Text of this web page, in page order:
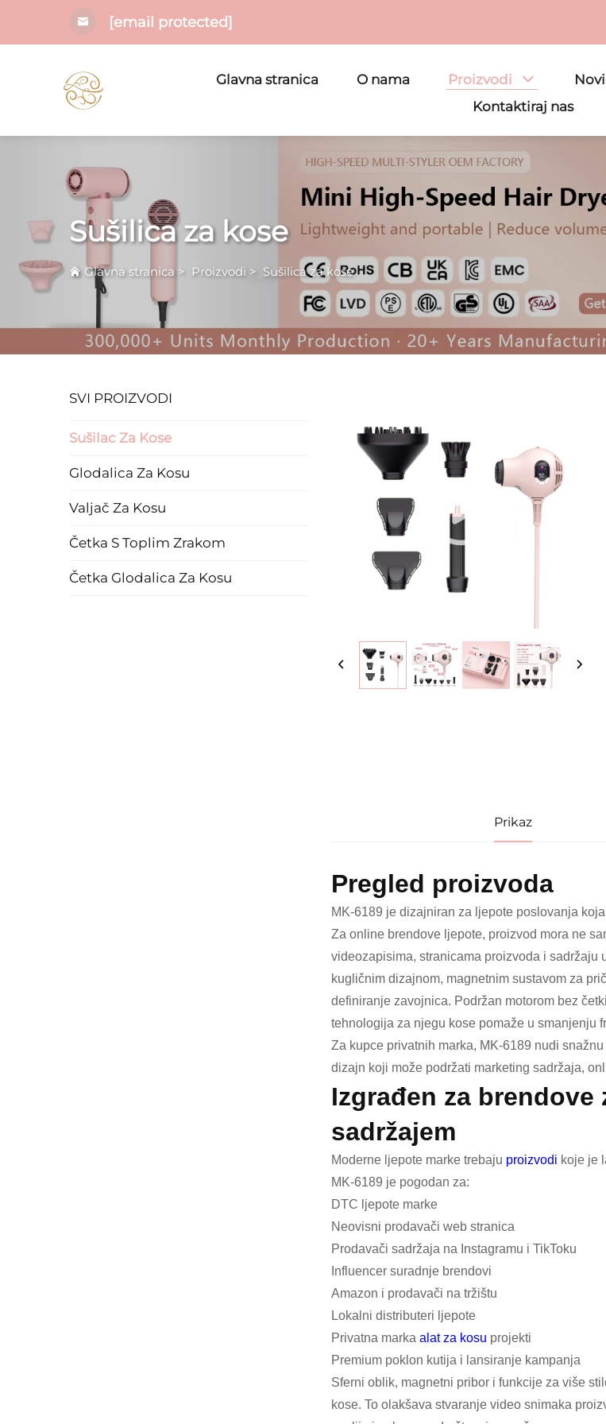
[email protected]
Glavna stranica O nama Proizvodi
Kontaktiraj nas
Sušilica za kose
Glavna stranica > Proizvodi > Sušilica za kose
SVI PROIZVODI
Sušilac Za Kose
Glodalica Za Kosu
Valjač Za Kosu
Četka S Toplim Zrakom
Četka Glodalica Za Kosu
Prikaz
Pregled proizvoda
MK-6189 je dizajniran za ljepote poslovanja
Za online brendove ljepote, proizvod mora ne
videozapisima, stranicama proizvoda i
kugličnim dizajnom, magnetnim sustavom za
definiranje zavojnica. Podržan motorom bez
tehnologija za njegu kose pomaže u smanjenju
Za kupce privatnih marka, MK-6189 nudi
dizajn koji može podržati marketing sadržaja,
Izgrađen za
sadržajem
Moderne ljepote marke trebaju proizvodi koje je
MK-6189 je pogodan za:
DTC ljepote marke
Neovisni prodavači web stranica
Prodavači sadržaja na Instagramu i TikToku
Influencer suradnje brendovi
Amazon i prodavači na tržištu
Lokalni distributeri ljepote
Privatna marka alat za kosu projekti
Premium poklon kutija i lansiranje kampanja
Sferni oblik, magnetni pribor i funkcije za više
kose. To olakšava stvaranje video snimaka